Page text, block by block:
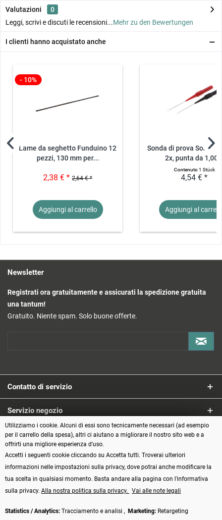
Valutazioni
0
Leggi, scrivi e discuti le recensioni...Mehr zu den Bewertungen
I clienti hanno acquistato anche
- 10%
Lame da seghetto Funduino 12
pezzi, 130 mm per...
2,38 € * 2,64 € *
Aggiungi al carrello
Sonda di prova Sonda
2x, punta da
Contenuto1 Stück
4,54 € *
Aggiungi al
Newsletter
Registrati ora gratuitamente e assicurati la spedizione gratuita
una tantum!
Gratuito. Niente spam. Solo buone offerte.
Contatto di servizio
Servizio negozio
Informazioni
Metodi di pagamento
Utilizziamo i cookie. Alcuni di essi sono tecnicamente necessari (ad esempio
per il carrello della spesa), altri ci aiutano a migliorare il nostro sito web e a
offrirti una migliore esperienza d'uso.
Accetti i seguenti cookie cliccando su Accetta tutti. Troverai ulteriori
informazioni nelle impostazioni sulla privacy, dove potrai anche modificare la
tua scelta in qualsiasi momento. Basta andare alla pagina con l'informativa
sulla privacy. Alla nostra politica sulla privacy. Vai alle note legali
Statistics / Analytics: Tracciamento e analisi , Marketing: Retargeting